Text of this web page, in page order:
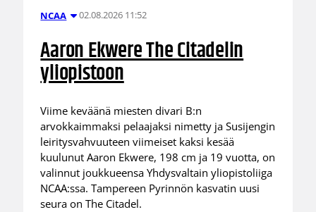
NCAA 02.08.2026 11:52
Aaron Ekwere The Citadelin
yliopistoon
Viime keväänä miesten divari B:n
arvokkaimmaksi pelaajaksi nimetty ja Susijengin
leiritysvahvuuteen viimeiset kaksi kesää
kuulunut Aaron Ekwere, 198 cm ja 19 vuotta, on
valinnut joukkueensa Yhdysvaltain yliopistoliiga
NCAA:ssa. Tampereen Pyrinnön kasvatin uusi
seura on The Citadel.